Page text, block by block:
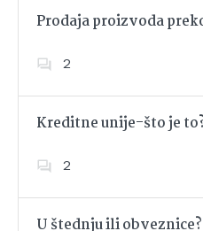
Prodaja proizvoda
2
Kreditne unije-što je
2
U štednju ili